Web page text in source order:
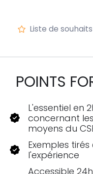
Liste de souhaits
POINTS
L'essentiel en
concernant les
moyens du
Exemples tirés
l'expérience
Accessible